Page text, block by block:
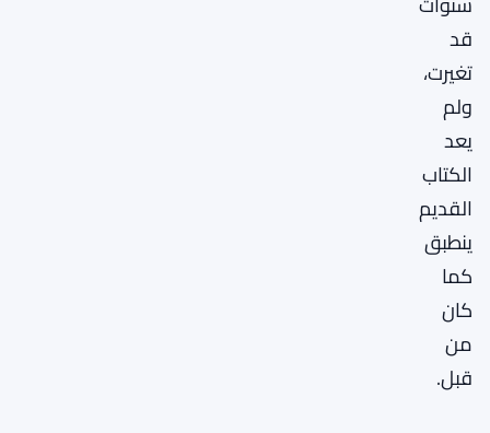
قد
تغيرت،
ولم
يعد
الكتاب
القديم
ينطبق
كما
كان
من
قبل.